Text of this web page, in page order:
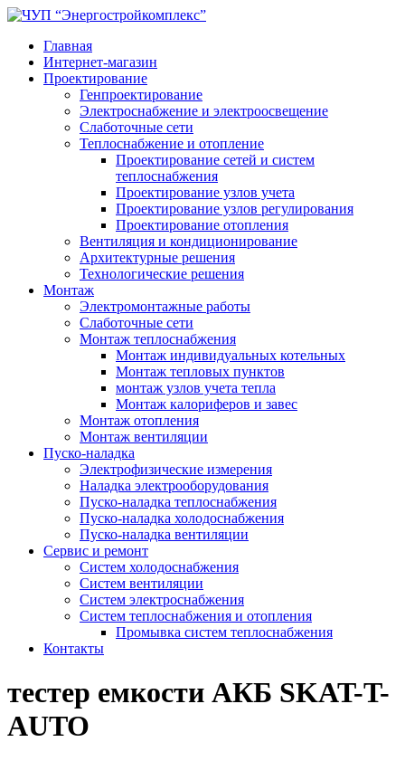
Главная
Интернет-магазин
Проектирование
Генпроектирование
Электроснабжение и электроосвещение
Слаботочные сети
Теплоснабжение и отопление
Проектирование сетей и систем
теплоснабжения
Проектирование узлов учета
Проектирование узлов регулирования
Проектирование отопления
Вентиляция и кондиционирование
Архитектурные решения
Технологические решения
Монтаж
Электромонтажные работы
Слаботочные сети
Монтаж теплоснабжения
Монтаж индивидуальных котельных
Монтаж тепловых пунктов
монтаж узлов учета тепла
Монтаж калориферов и завес
Монтаж отопления
Монтаж вентиляции
Пуско-наладка
Электрофизические измерения
Наладка электрооборудования
Пуско-наладка теплоснабжения
Пуско-наладка холодоснабжения
Пуско-наладка вентиляции
Сервис и ремонт
Систем холодоснабжения
Систем вентиляции
Систем электроснабжения
Систем теплоснабжения и отопления
Промывка систем теплоснабжения
Контакты
тестер емкости АКБ SKAT-T-
AUTO